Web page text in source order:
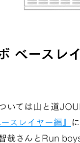
ベースレ
いては山と道
スレイヤー編』
哉さんとRun